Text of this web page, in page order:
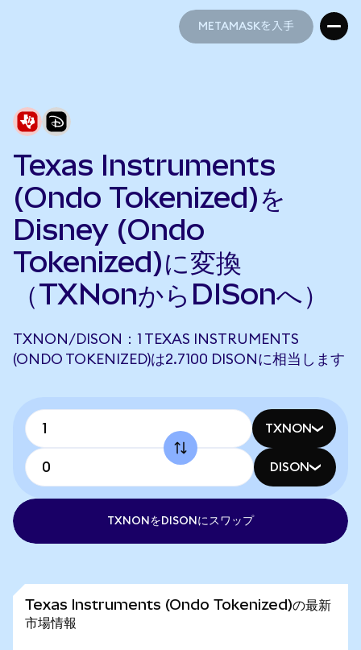
METAMASKを入手
Texas Instruments
(Ondo Tokenized)を
Disney (Ondo
Tokenized)に変換
（TXNonからDISonへ）
TXNON/DISON：1 TEXAS INSTRUMENTS
(ONDO TOKENIZED)は2.7100 DISONに相当します
TXNON
DISON
TXNONをDISONにスワップ
Texas Instruments (Ondo Tokenized)の最新
市場情報